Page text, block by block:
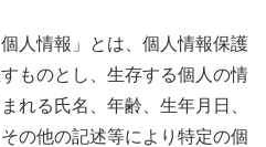
人情報」とは、個人情報保護
ものとし、生存する個人の情
れる氏名、年齢、生年月日、
の他の記述等により特定の個